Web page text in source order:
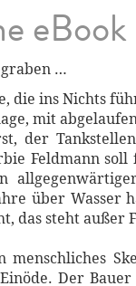
eBook
…
die ins Nichts
mit
der
Feldmann
über Wasser
das steht außer
Der Bauer